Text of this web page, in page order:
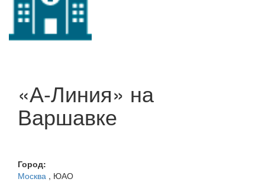
«А-Линия» на
Варшавке
Город:
Москва , ЮАО